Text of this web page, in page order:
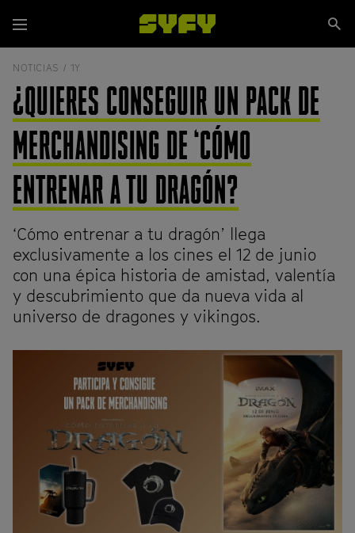
contenido
principal
Menú
NOTICIAS / 1Y
¿QUIERES CONSEGUIR UN PACK DE
MERCHANDISING DE ‘CÓMO
ENTRENAR A TU DRAGÓN?
‘Cómo entrenar a tu dragón’ llega
exclusivamente a los cines el 12 de junio
con una épica historia de amistad, valentía
y descubrimiento que da nueva vida al
universo de dragones y vikingos.